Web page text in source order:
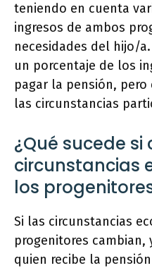
teniendo en cuenta
ingresos de ambos
necesidades del hijo/
un porcentaje de los
pagar la pensión,
las circunstancias
¿Qué sucede
circunstancias
los
Si las circunstancias
progenitores cambian,
quien recibe la